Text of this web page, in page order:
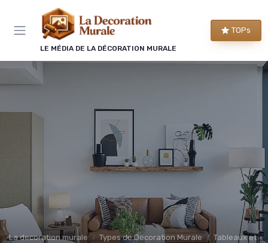
LE MÉDIA DE LA DÉCORATION MURALE
TOPs
La decoration murale Types de Décoration Murale Tableaux et
Panneau de gestion des cookies